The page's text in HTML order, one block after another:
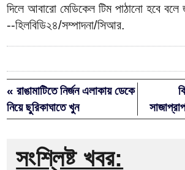
দিলে আবারো মেডিকেল টিম পাঠানো হবে বলে
--হিলবিডি২৪/সম্পাদনা/সিআর.
« রাঙামাটিতে নির্জন এলাকায় ডেকে
নিয়ে ছুরিকাঘাতে খুন
সংশ্লিষ্ট খবর: